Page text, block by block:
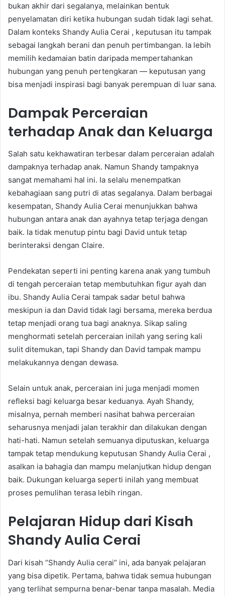
bukan akhir dari segalanya, melainkan bentuk
penyelamatan diri ketika hubungan sudah tidak lagi sehat.
Dalam konteks Shandy Aulia Cerai , keputusan itu tampak
sebagai langkah berani dan penuh pertimbangan. Ia lebih
memilih kedamaian batin daripada mempertahankan
hubungan yang penuh pertengkaran — keputusan yang
bisa menjadi inspirasi bagi banyak perempuan di luar sana.
Dampak Perceraian
terhadap Anak dan Keluarga
Salah satu kekhawatiran terbesar dalam perceraian adalah
dampaknya terhadap anak. Namun Shandy tampaknya
sangat memahami hal ini. Ia selalu menempatkan
kebahagiaan sang putri di atas segalanya. Dalam berbagai
kesempatan, Shandy Aulia Cerai menunjukkan bahwa
hubungan antara anak dan ayahnya tetap terjaga dengan
baik. Ia tidak menutup pintu bagi David untuk tetap
berinteraksi dengan Claire.
Pendekatan seperti ini penting karena anak yang tumbuh
di tengah perceraian tetap membutuhkan figur ayah dan
ibu. Shandy Aulia Cerai tampak sadar betul bahwa
meskipun ia dan David tidak lagi bersama, mereka berdua
tetap menjadi orang tua bagi anaknya. Sikap saling
menghormati setelah perceraian inilah yang sering kali
sulit ditemukan, tapi Shandy dan David tampak mampu
melakukannya dengan dewasa.
Selain untuk anak, perceraian ini juga menjadi momen
refleksi bagi keluarga besar keduanya. Ayah Shandy,
misalnya, pernah memberi nasihat bahwa perceraian
seharusnya menjadi jalan terakhir dan dilakukan dengan
hati-hati. Namun setelah semuanya diputuskan, keluarga
tampak tetap mendukung keputusan Shandy Aulia Cerai ,
asalkan ia bahagia dan mampu melanjutkan hidup dengan
baik. Dukungan keluarga seperti inilah yang membuat
proses pemulihan terasa lebih ringan.
Pelajaran Hidup dari Kisah
Shandy Aulia Cerai
Dari kisah “Shandy Aulia cerai” ini, ada banyak pelajaran
yang bisa dipetik. Pertama, bahwa tidak semua hubungan
yang terlihat sempurna benar-benar tanpa masalah. Media